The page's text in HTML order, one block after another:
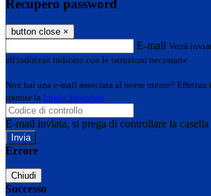
Recupero password
button close ×
E-mail Verrà
all'indirizzo indicato con le istruzioni necessarie.
Non hai una e-mail associata al nome utente? Effettua
tramite la Login Spaggiari
E-mail inviata, si prega di controllare la
Errore
Chiudi
Successo